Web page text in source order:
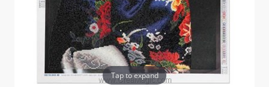
Tap to expand